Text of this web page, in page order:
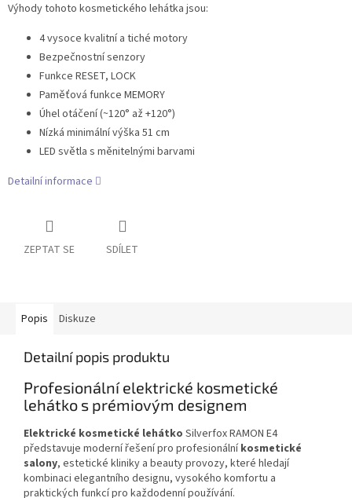
Výhody tohoto kosmetického lehátka jsou:
4 vysoce kvalitní a tiché motory
Bezpečnostní senzory
Funkce RESET, LOCK
Paměťová funkce MEMORY
Úhel otáčení (~120° až +120°)
Nízká minimální výška 51 cm
LED světla s měnitelnými barvami
Detailní informace
ZEPTAT SE SDÍLET
Popis Diskuze
Detailní popis produktu
Profesionální elektrické kosmetické
lehátko s prémiovým designem
Elektrické kosmetické lehátko Silverfox RAMON E4
představuje moderní řešení pro profesionálníkosmetické
salony, estetické kliniky a beauty provozy, které hledají
kombinaci elegantního designu, vysokého komfortu a
praktických funkcí pro každodenní používání.